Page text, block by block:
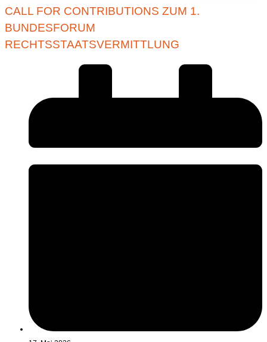
CALL FOR CONTRIBUTIONS ZUM 1.
BUNDESFORUM
RECHTSSTAATSVERMITTLUNG